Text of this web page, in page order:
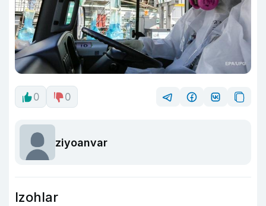
0 0
ziyoanvar
Izohlar